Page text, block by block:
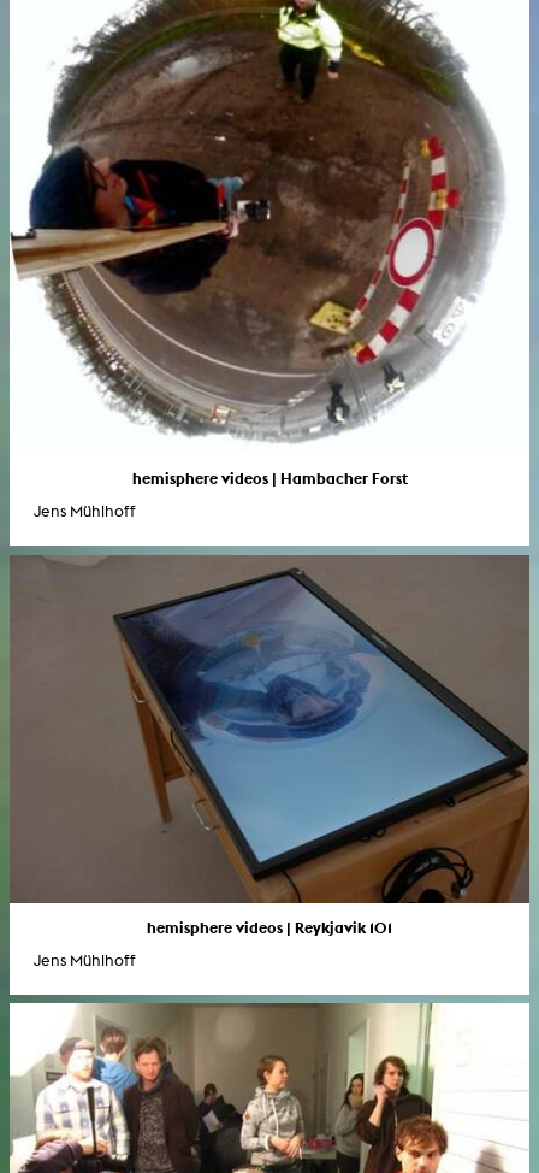
hemisphere videos | Hambacher Forst
Jens Mühlhoff
hemisphere videos | Reykjavik 101
Jens Mühlhoff